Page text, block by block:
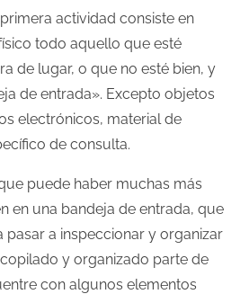
actividad consiste en
todo aquello que esté
de lugar, o que no esté bien, y
de entrada». Excepto objetos
electrónicos, material de
de consulta.
puede haber muchas más
en una bandeja de entrada, que
a inspeccionar y organizar
y organizado parte de
con algunos elementos